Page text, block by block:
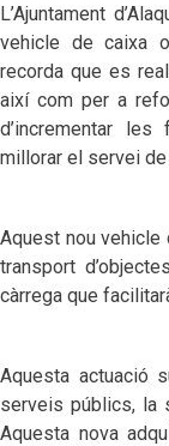
L’Ajuntament
vehicle de caixa
recorda que es
així com per a
d’incrementar
millorar el servei de
Aquest nou vehicle
transport
càrrega que
Aquesta actuació
serveis públics, la
Aquesta nova